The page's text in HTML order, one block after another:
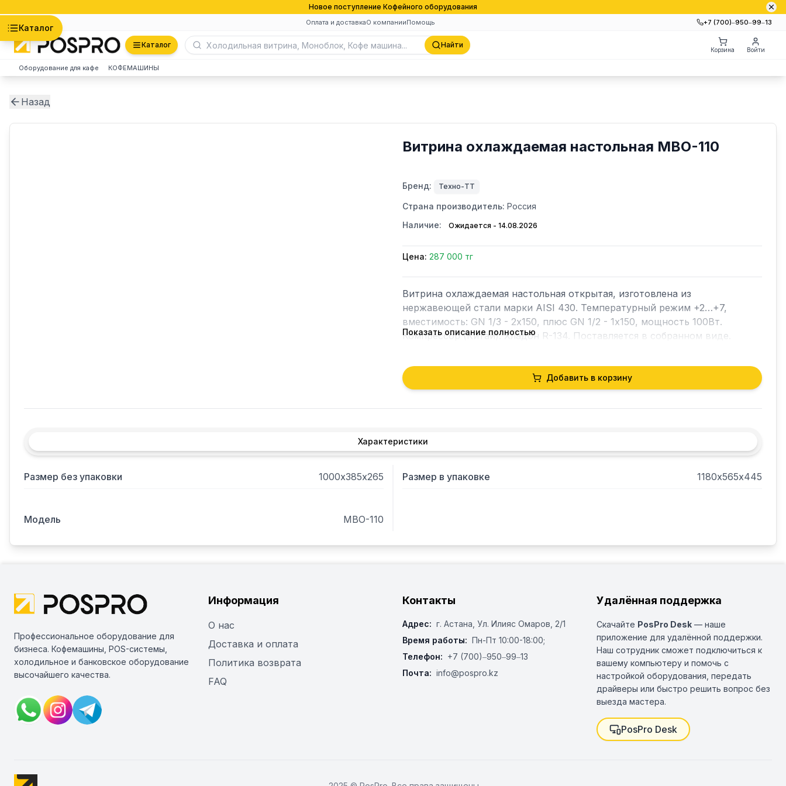
Новое поступление Кофейного оборудования
Оплата и доставкаО компанииПомощь +7 (700)‒950‒99‒13
Каталог
Каталог Найти
Корзина Войти
Оборудование для кафе КОФЕМАШИНЫ
Назад
Витрина охлаждаемая настольная МВО-110
Бренд: Техно-ТТ
Страна производитель: Россия
Наличие:
Ожидается - 14.08.2026
Цена: 287 000 тг
Витрина охлаждаемая настольная открытая, изготовлена из
нержавеющей стали марки AISI 430. Температурный режим +2…+7,
вместимость: GN 1/3 - 2х150, плюс GN 1/2 - 1х150, мощность 100Вт.
Компрессор (Китай). Хладон R-134. Поставляется в собранном виде.
Показать описание полностью
Добавить в корзину
Характеристики
Размер без упаковки 1000х385х265 Размер в упаковке 1180х565х445
Модель МВО-110
Профессиональное оборудование для
бизнеса. Кофемашины, POS-системы,
холодильное и банковское оборудование
высочайшего качества.
Информация
О нас
Доставка и оплата
Политика возврата
FAQ
Контакты
Адрес: г. Астана, ​Ул. Илияс Омаров, 2/1
Время работы: Пн-Пт 10:00-18:00;
Телефон: +7 (700)‒950‒99‒13
Почта: info@pospro.kz
Удалённая поддержка
Скачайте PosPro Desk — наше
приложение для удалённой поддержки.
Наш сотрудник сможет подключиться к
вашему компьютеру и помочь с
настройкой оборудования, передать
драйверы или быстро решить вопрос без
выезда мастера.
PosPro Desk